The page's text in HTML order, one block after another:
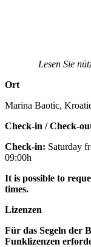
Lesen Sie
Ort
Marina Baotic,
Check-in / Check-
Check-in: Saturday
09:00h
It is possible to
times.
Lizenzen
Für das Segeln der
Funklizenzen